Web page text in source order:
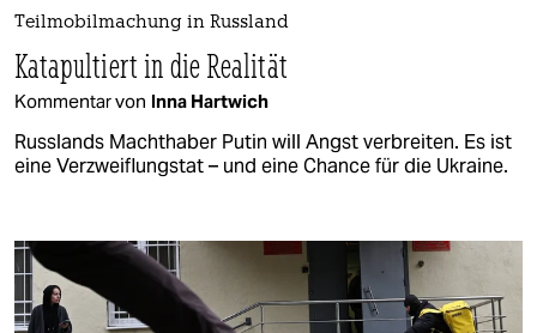
Teilmobilmachung in Russland
Katapultiert in die Realität
Kommentar von Inna Hartwich
Russlands Machthaber Putin will Angst verbreiten. Es ist
eine Verzweiflungstat – und eine Chance für die Ukraine.